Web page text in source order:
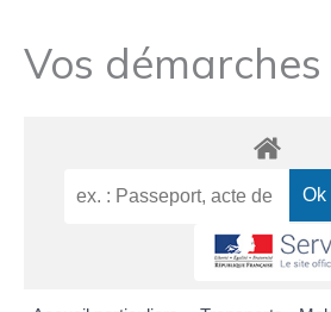
Vos démarches